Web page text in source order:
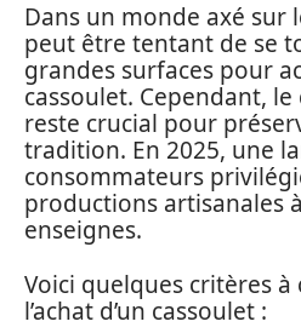
Dans un monde axé sur
peut être tentant de se
grandes surfaces pour
cassoulet. Cependant, le
reste crucial pour
tradition. En 2025, une
consommateurs
productions artisanales
enseignes.
Voici quelques critères
l’achat d’un cassoulet :